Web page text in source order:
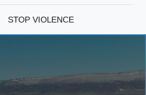
STOP VIOLENCE